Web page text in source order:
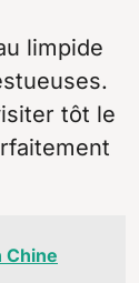
limpide
tôt le
Chine